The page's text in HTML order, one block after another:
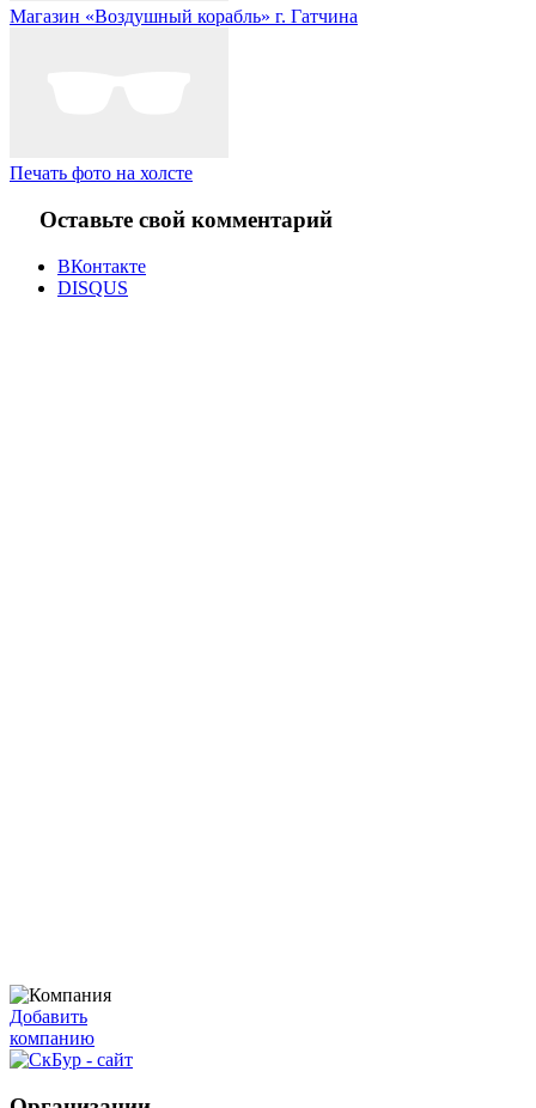
Магазин «Воздушный корабль» г. Гатчина
Печать фото на холсте
Оставьте свой комментарий
ВКонтакте
DISQUS
Добавить
компанию